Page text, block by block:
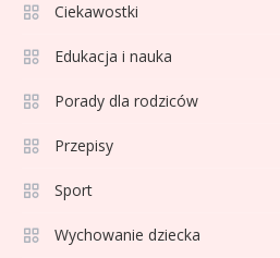
Ciekawostki
Edukacja i nauka
Porady dla rodziców
Przepisy
Sport
Wychowanie dziecka
formy i statystyk
4
La Liga rankingi:
Lech Poznań